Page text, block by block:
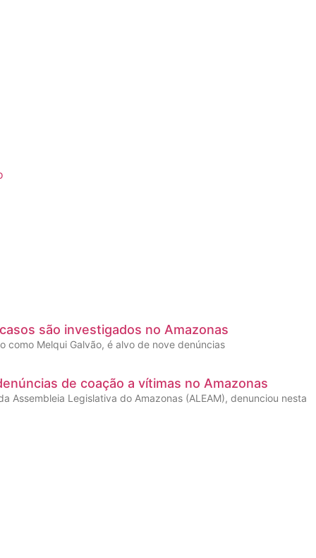
são investigados no Amazonas
como Melqui Galvão, é alvo de nove denúncias
de coação a vítimas no Amazonas
Assembleia Legislativa do Amazonas (ALEAM), denunciou nesta